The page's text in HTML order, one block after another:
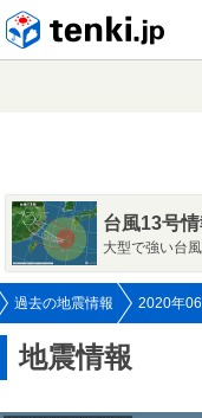
台風13号
大型で強い台
過去の地震情報 2020年
地震情報